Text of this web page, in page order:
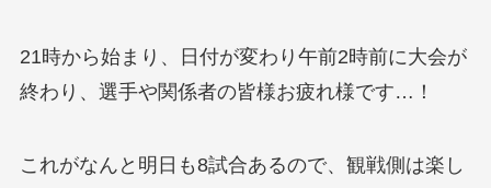
21時から始まり、日付が変わり午前2時前に大会が
終わり、選手や関係者の皆様お疲れ様です…！
これがなんと明日も8試合あるので、観戦側は楽し